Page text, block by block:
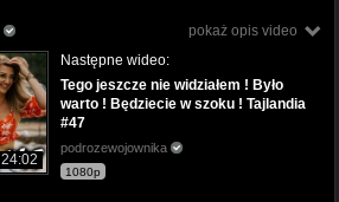
pokaż opis video
24:02
Następne wideo:
Tego jeszcze nie widziałem ! Było
warto ! Będziecie w szoku ! Tajlandia
#47
podrozewojownika
1080p